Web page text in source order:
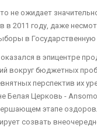
не ожидает
2011 году, даже
в Государственную
в эпицентре
вокруг бюджетных
перспектив их
Белая Церковь -
этапе
созвать